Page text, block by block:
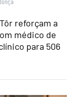
reforçam a
médico de
para 506